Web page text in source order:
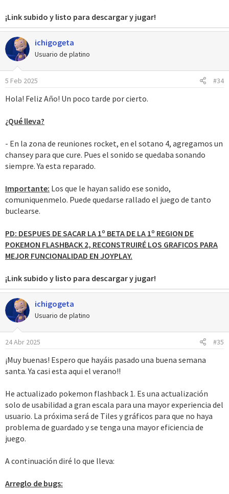
¡Link subido y listo para descargar y jugar!
ichigogeta
Usuario de platino
5 Feb 2025 #34
Hola! Feliz Año! Un poco tarde por cierto.
¿Qué lleva?
- En la zona de reuniones rocket, en el sotano 4, agregamos un
chansey para que cure. Pues el sonido se quedaba sonando
siempre. Ya esta reparado.
Importante: Los que le hayan salido ese sonido,
comuniquenmelo. Puede quedarse rallado el juego de tanto
buclearse.
PD: DESPUES DE SACAR LA 1º BETA DE LA 1º REGION DE
POKEMON FLASHBACK 2, RECONSTRUIRÉ LOS GRAFICOS PARA
MEJOR FUNCIONALIDAD EN JOYPLAY.
¡Link subido y listo para descargar y jugar!
ichigogeta
Usuario de platino
24 Abr 2025 #35
¡Muy buenas! Espero que hayáis pasado una buena semana
santa. Ya casi esta aqui el verano!!
He actualizado pokemon flashback 1. Es una actualización
solo de usabilidad a gran escala para una mayor experiencia del
usuario. La próxima será de Tiles y gráficos para que no haya
problema de guardado y se tenga una mayor eficiencia de
juego.
A continuación diré lo que lleva:
Arreglo de bugs: